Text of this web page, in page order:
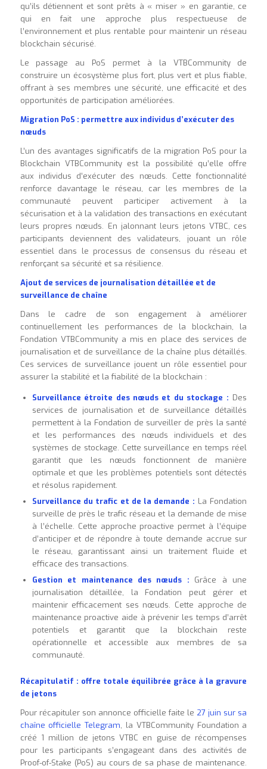
qu’ils détiennent et sont prêts à « miser » en garantie, ce
qui en fait une approche plus respectueuse de
l’environnement et plus rentable pour maintenir un réseau
blockchain sécurisé.
Le passage au PoS permet à la VTBCommunity de
construire un écosystème plus fort, plus vert et plus fiable,
offrant à ses membres une sécurité, une efficacité et des
opportunités de participation améliorées.
Migration PoS : permettre aux individus d’exécuter des
nœuds
L’un des avantages significatifs de la migration PoS pour la
Blockchain VTBCommunity est la possibilité qu’elle offre
aux individus d’exécuter des nœuds. Cette fonctionnalité
renforce davantage le réseau, car les membres de la
communauté peuvent participer activement à la
sécurisation et à la validation des transactions en exécutant
leurs propres nœuds. En jalonnant leurs jetons VTBC, ces
participants deviennent des validateurs, jouant un rôle
essentiel dans le processus de consensus du réseau et
renforçant sa sécurité et sa résilience.
Ajout de services de journalisation détaillée et de
surveillance de chaîne
Dans le cadre de son engagement à améliorer
continuellement les performances de la blockchain, la
Fondation VTBCommunity a mis en place des services de
journalisation et de surveillance de la chaîne plus détaillés.
Ces services de surveillance jouent un rôle essentiel pour
assurer la stabilité et la fiabilité de la blockchain :
Surveillance étroite des nœuds et du stockage : Des
services de journalisation et de surveillance détaillés
permettent à la Fondation de surveiller de près la santé
et les performances des nœuds individuels et des
systèmes de stockage. Cette surveillance en temps réel
garantit que les nœuds fonctionnent de manière
optimale et que les problèmes potentiels sont détectés
et résolus rapidement.
Surveillance du trafic et de la demande : La Fondation
surveille de près le trafic réseau et la demande de mise
à l’échelle. Cette approche proactive permet à l’équipe
d’anticiper et de répondre à toute demande accrue sur
le réseau, garantissant ainsi un traitement fluide et
efficace des transactions.
Gestion et maintenance des nœuds : Grâce à une
journalisation détaillée, la Fondation peut gérer et
maintenir efficacement ses nœuds. Cette approche de
maintenance proactive aide à prévenir les temps d’arrêt
potentiels et garantit que la blockchain reste
opérationnelle et accessible aux membres de sa
communauté.
Récapitulatif : offre totale équilibrée grâce à la gravure
de jetons
Pour récapituler son annonce officielle faite le 27 juin sur sa
chaîne officielle Telegram, la VTBCommunity Foundation a
créé 1 million de jetons VTBC en guise de récompenses
pour les participants s’engageant dans des activités de
Proof-of-Stake (PoS) au cours de sa phase de maintenance.